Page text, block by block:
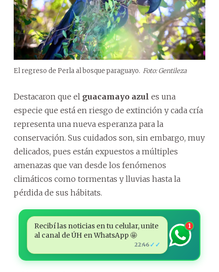
El regreso de Perla al bosque paraguayo. Foto: Gentileza
Destacaron que el guacamayo azul es una
especie que está en riesgo de extinción y cada cría
representa una nueva esperanza para la
conservación. Sus cuidados son, sin embargo, muy
delicados, pues están expuestos a múltiples
amenazas que van desde los fenómenos
climáticos como tormentas y lluvias hasta la
pérdida de sus hábitats.
Recibí las noticias en tu celular, unite
al canal de ÚH en WhatsApp 🤩
22:46 ✓✓
1